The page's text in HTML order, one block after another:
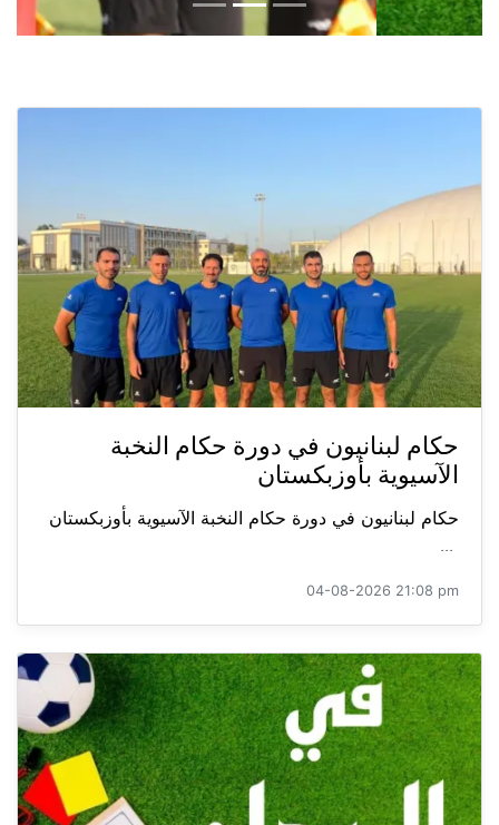
حكام لبنانيون في دورة حكام النخبة
الآسيوية بأوزبكستان
حكام لبنانيون في دورة حكام النخبة الآسيوية بأوزبكستان
...
04-08-2026 21:08 pm